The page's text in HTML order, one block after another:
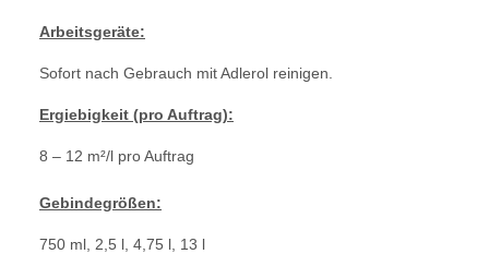
Arbeitsgeräte:
Sofort nach Gebrauch mit Adlerol reinigen.
Ergiebigkeit (pro Auftrag):
8 – 12 m²/l pro Auftrag
Gebindegrößen:
750 ml, 2,5 l, 4,75 l, 13 l